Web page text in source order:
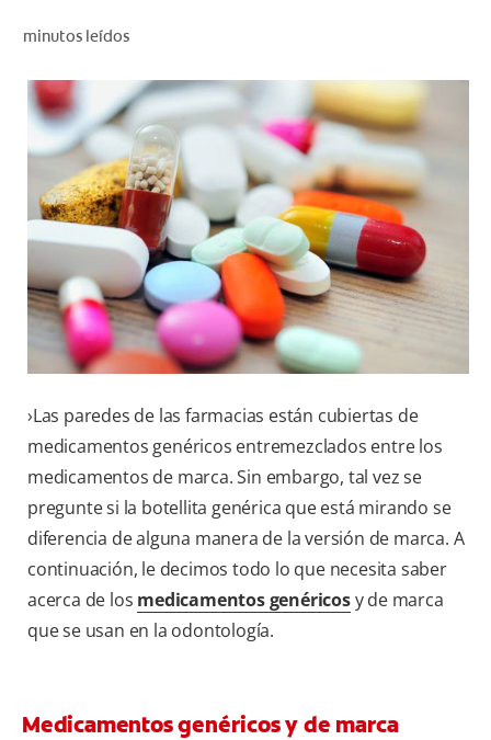
PROMOCIONES
HN (ES)
SUSCRÍBASE
minutos leídos
›Las paredes de las farmacias están cubiertas de
medicamentos genéricos entremezclados entre los
medicamentos de marca. Sin embargo, tal vez se
pregunte si la botellita genérica que está mirando se
diferencia de alguna manera de la versión de marca. A
continuación, le decimos todo lo que necesita saber
acerca de los medicamentos genéricosy de marca
que se usan en la odontología.
Medicamentos genéricos y de marca